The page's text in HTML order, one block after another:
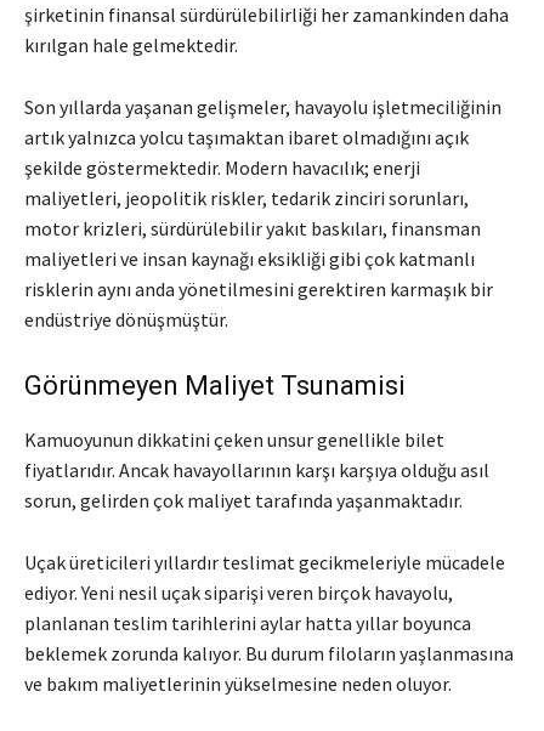
şirketinin finansal sürdürülebilirliği her zamankinden daha
kırılgan hale gelmektedir.
Son yıllarda yaşanan gelişmeler, havayolu işletmeciliğinin
artık yalnızca yolcu taşımaktan ibaret olmadığını açık
şekilde göstermektedir. Modern havacılık; enerji
maliyetleri, jeopolitik riskler, tedarik zinciri sorunları,
motor krizleri, sürdürülebilir yakıt baskıları, finansman
maliyetleri ve insan kaynağı eksikliği gibi çok katmanlı
risklerin aynı anda yönetilmesini gerektiren karmaşık bir
endüstriye dönüşmüştür.
Görünmeyen Maliyet Tsunamisi
Kamuoyunun dikkatini çeken unsur genellikle bilet
fiyatlarıdır. Ancak havayollarının karşı karşıya olduğu asıl
sorun, gelirden çok maliyet tarafında yaşanmaktadır.
Uçak üreticileri yıllardır teslimat gecikmeleriyle mücadele
ediyor. Yeni nesil uçak siparişi veren birçok havayolu,
planlanan teslim tarihlerini aylar hatta yıllar boyunca
beklemek zorunda kalıyor. Bu durum filoların yaşlanmasına
ve bakım maliyetlerinin yükselmesine neden oluyor.